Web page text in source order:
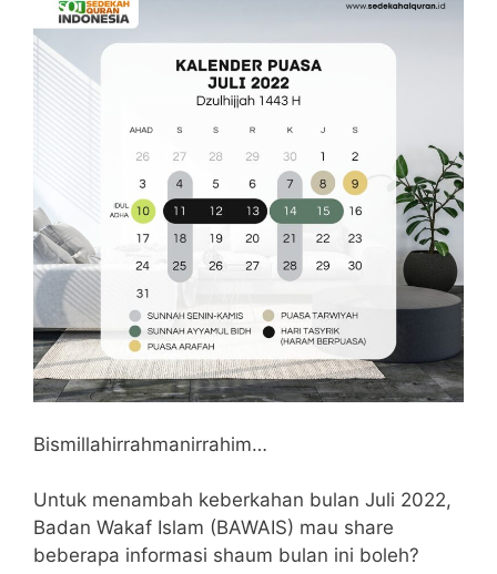
Bismillahirrahmanirrahim…
Untuk menambah keberkahan bulan Juli 2022,
Badan Wakaf Islam (BAWAIS) mau share
beberapa informasi shaum bulan ini boleh?